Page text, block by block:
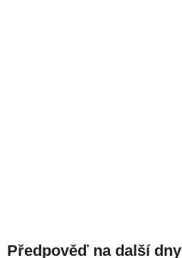
Předpověď na další dny